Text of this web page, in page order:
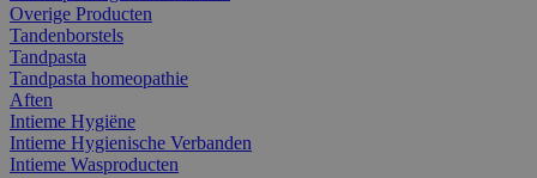
Overige Producten
Tandenborstels
Tandpasta
Tandpasta homeopathie
Aften
Intieme Hygiëne
Intieme Hygienische Verbanden
Intieme Wasproducten